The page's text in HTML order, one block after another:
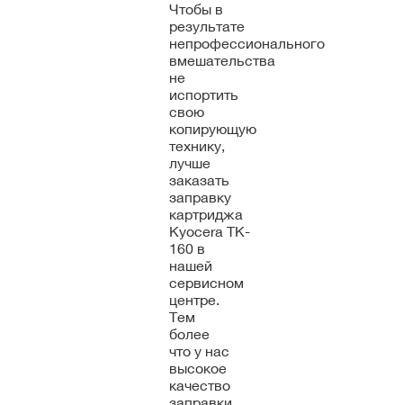
Чтобы в
результате
непрофессионального
вмешательства
не
испортить
свою
копирующую
технику,
лучше
заказать
заправку
картриджа
Kyocera TK-
160 в
нашей
сервисном
центре.
Тем
более
что у нас
высокое
качество